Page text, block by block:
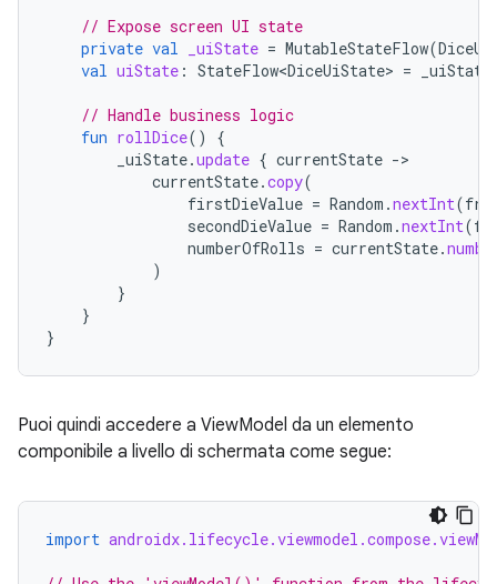
// Expose screen UI state
private val _uiState = MutableStateFlow(
val uiState : StateFlow<DiceUiState> = _uiState
// Handle business logic
fun rollDice()
{
_uiState.update { currentState -
currentState.copy(
firstDieValue = Random .nextInt(
secondDieValue = Random .nextInt(
numberOfRolls = currentState.
)
}
}
}
Puoi quindi accedere a ViewModel da un elemento
componibile a livello di schermata come segue:
import